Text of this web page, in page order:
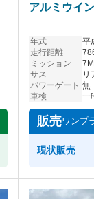
アルミウイ
年式
平
走行距離
ミッション
サス
リ
パワーゲート 無
車検
一
販売ワンプ
現状販売